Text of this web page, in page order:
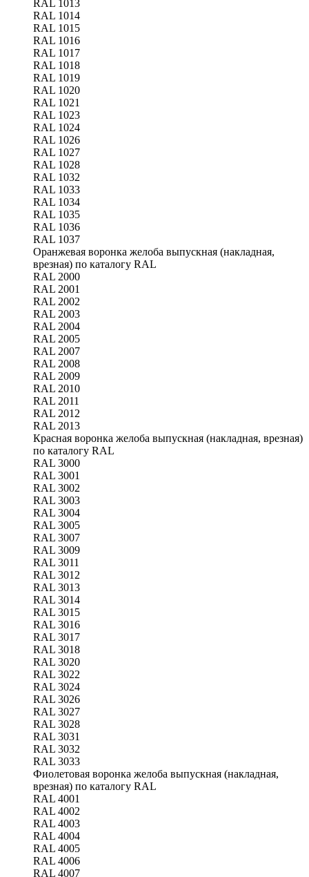
RAL 1013
RAL 1014
RAL 1015
RAL 1016
RAL 1017
RAL 1018
RAL 1019
RAL 1020
RAL 1021
RAL 1023
RAL 1024
RAL 1026
RAL 1027
RAL 1028
RAL 1032
RAL 1033
RAL 1034
RAL 1035
RAL 1036
RAL 1037
Оранжевая воронка желоба выпускная (накладная,
врезная) по каталогу RAL
RAL 2000
RAL 2001
RAL 2002
RAL 2003
RAL 2004
RAL 2005
RAL 2007
RAL 2008
RAL 2009
RAL 2010
RAL 2011
RAL 2012
RAL 2013
Красная воронка желоба выпускная (накладная, врезная)
по каталогу RAL
RAL 3000
RAL 3001
RAL 3002
RAL 3003
RAL 3004
RAL 3005
RAL 3007
RAL 3009
RAL 3011
RAL 3012
RAL 3013
RAL 3014
RAL 3015
RAL 3016
RAL 3017
RAL 3018
RAL 3020
RAL 3022
RAL 3024
RAL 3026
RAL 3027
RAL 3028
RAL 3031
RAL 3032
RAL 3033
Фиолетовая воронка желоба выпускная (накладная,
врезная) по каталогу RAL
RAL 4001
RAL 4002
RAL 4003
RAL 4004
RAL 4005
RAL 4006
RAL 4007